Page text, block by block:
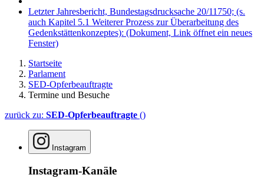
Letzter Jahresbericht, Bundestagsdrucksache 20/11750; (s.
auch Kapitel 5.1 Weiterer Prozess zur Überarbeitung des
Gedenkstättenkonzeptes): (Dokument, Link öffnet ein neues
Fenster)
Startseite
Parlament
SED-Opferbeauftragte
Termine und Besuche
zurück zu: SED-Opferbeauftragte ()
Instagram
Instagram-Kanäle